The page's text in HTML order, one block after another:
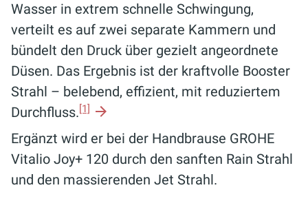
Wasser in extrem schnelle Schwingung,
verteilt es auf zwei separate Kammern und
bündelt den Druck über gezielt angeordnete
Düsen. Das Ergebnis ist der kraftvolle Booster
Strahl – belebend, effizient, mit reduziertem
Durchfluss.[1]
Ergänzt wird er bei der Handbrause GROHE
Vitalio Joy+ 120 durch den sanften Rain Strahl
und den massierenden Jet Strahl.